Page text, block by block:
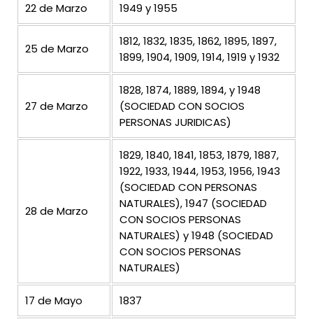
22 de Marzo 1949 y 1955
25 de Marzo
1812, 1832, 1835, 1862, 1895, 1897,
1899, 1904, 1909, 1914, 1919 y 1932
27 de Marzo
1828, 1874, 1889, 1894, y 1948
(SOCIEDAD CON SOCIOS
PERSONAS JURIDICAS)
28 de Marzo
1829, 1840, 1841, 1853, 1879, 1887,
1922, 1933, 1944, 1953, 1956, 1943
(SOCIEDAD CON PERSONAS
NATURALES), 1947 (SOCIEDAD
CON SOCIOS PERSONAS
NATURALES) y 1948 (SOCIEDAD
CON SOCIOS PERSONAS
NATURALES)
17 de Mayo 1837